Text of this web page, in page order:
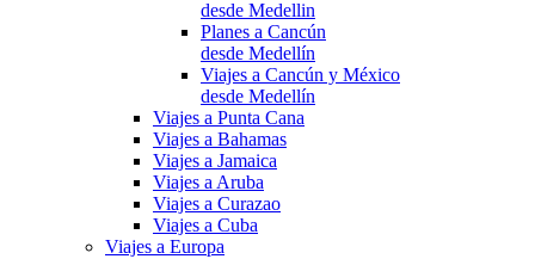
desde Medellin
Planes a Cancún
desde Medellín
Viajes a Cancún y México
desde Medellín
Viajes a Punta Cana
Viajes a Bahamas
Viajes a Jamaica
Viajes a Aruba
Viajes a Curazao
Viajes a Cuba
Viajes a Europa